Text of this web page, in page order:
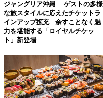
ジャングリア沖縄 ゲストの多様
な旅スタイルに応えたチケットラ
インアップ拡充 余すことなく魅
力を堪能する「ロイヤルチケッ
ト」新登場